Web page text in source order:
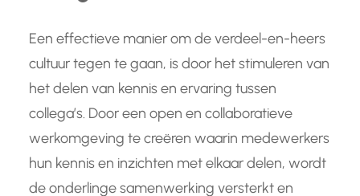
Een effectieve manier om de verdeel-en-heers
cultuur tegen te gaan, is door het stimuleren van
het delen van kennis en ervaring tussen
collega’s. Door een open en collaboratieve
werkomgeving te creëren waarin medewerkers
hun kennis en inzichten met elkaar delen, wordt
de onderlinge samenwerking versterkt en